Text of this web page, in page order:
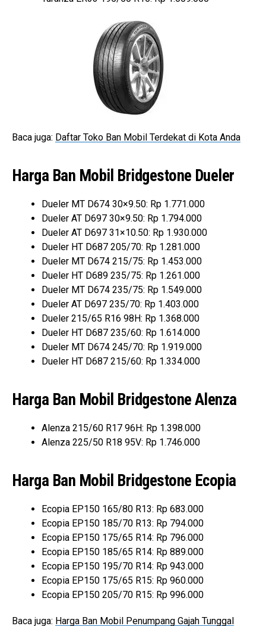
Baca juga: Daftar Toko Ban Mobil Terdekat di Kota Anda
Harga Ban Mobil Bridgestone Dueler
Dueler MT D674 30×9.50: Rp 1.771.000
Dueler AT D697 30×9.50: Rp 1.794.000
Dueler AT D697 31×10.50: Rp 1.930.000
Dueler HT D687 205/70: Rp 1.281.000
Dueler MT D674 215/75: Rp 1.453.000
Dueler HT D689 235/75: Rp 1.261.000
Dueler MT D674 235/75: Rp 1.549.000
Dueler AT D697 235/70: Rp 1.403.000
Dueler 215/65 R16 98H: Rp 1.368.000
Dueler HT D687 235/60: Rp 1.614.000
Dueler MT D674 245/70: Rp 1.919.000
Dueler HT D687 215/60: Rp 1.334.000
Harga Ban Mobil Bridgestone Alenza
Alenza 215/60 R17 96H: Rp 1.398.000
Alenza 225/50 R18 95V: Rp 1.746.000
Harga Ban Mobil Bridgestone Ecopia
Ecopia EP150 165/80 R13: Rp 683.000
Ecopia EP150 185/70 R13: Rp 794.000
Ecopia EP150 175/65 R14: Rp 796.000
Ecopia EP150 185/65 R14: Rp 889.000
Ecopia EP150 195/70 R14: Rp 943.000
Ecopia EP150 175/65 R15: Rp 960.000
Ecopia EP150 205/70 R15: Rp 996.000
Baca juga: Harga Ban Mobil Penumpang Gajah Tunggal